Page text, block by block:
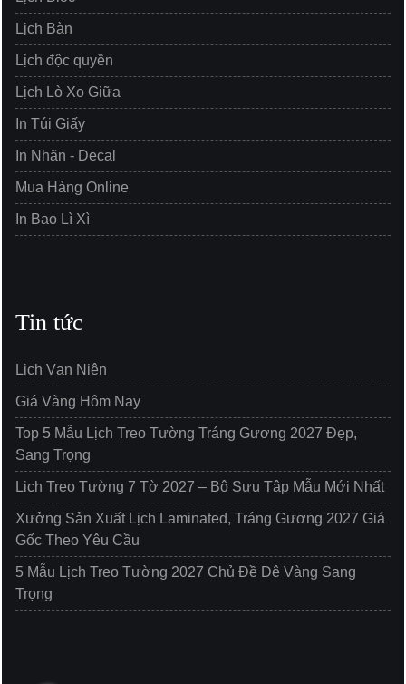
Lịch Bàn
Lịch độc quyền
Lịch Lò Xo Giữa
In Túi Giấy
In Nhãn - Decal
Mua Hàng Online
In Bao Lì Xì
Tin tức
Lịch Vạn Niên
Giá Vàng Hôm Nay
Top 5 Mẫu Lịch Treo Tường Tráng Gương 2027 Đẹp,
Sang Trọng
Lịch Treo Tường 7 Tờ 2027 – Bộ Sưu Tập Mẫu Mới Nhất
Xưởng Sản Xuất Lịch Laminated, Tráng Gương 2027 Giá
Gốc Theo Yêu Cầu
5 Mẫu Lịch Treo Tường 2027 Chủ Đề Dê Vàng Sang
Trọng